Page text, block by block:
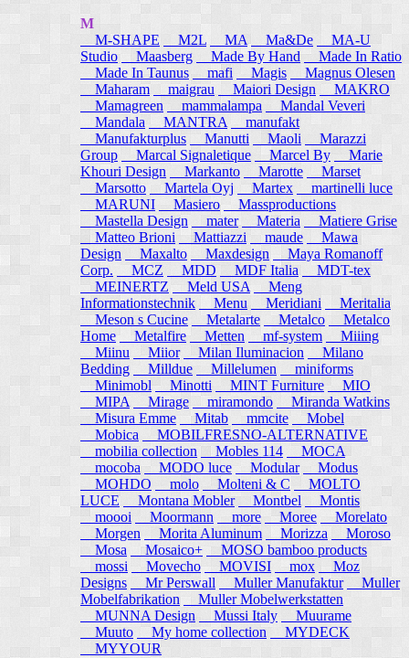
M
M-SHAPE
M2L MA Ma&De
MA-U
Studio
Maasberg Made By Hand
Made In Ratio
Made In Taunus
mafi Magis
Magnus Olesen
Maharam
maigrau Maiori Design
MAKRO
Mamagreen
mammalampa
Mandal Veveri
Mandala
MANTRA
manufakt
Manufakturplus
Manutti Maoli
Marazzi
Group
Marcal Signaletique Marcel By
Marie
Khouri Design
Markanto Marotte
Marset
Marsotto
Martela Oyj Martex
martinelli luce
MARUNI
Masiero
Massproductions
Mastella Design
mater Materia
Matiere Grise
Matteo Brioni
Mattiazzi maude
Mawa
Design
Maxalto Maxdesign
Maya Romanoff
Corp.
MCZ MDD MDF Italia
MDT-tex
MEINERTZ
Meld USA
Meng
Informationstechnik
Menu Meridiani
Meritalia
Meson s Cucine
Metalarte Metalco
Metalco
Home Metalfire Metten mf-system
Miiing
Miinu
Miior Milan Iluminacion
Milano
Bedding
Milldue Millelumen
miniforms
Minimobl Minotti MINT Furniture
MIO
MIPA
Mirage miramondo
Miranda Watkins
Misura Emme
Mitab mmcite
Mobel
Mobica
MOBILFRESNO-ALTERNATIVE
mobilia collection
Mobles 114
MOCA
mocoba
MODO luce Modular
Modus
MOHDO
molo Molteni & C
MOLTO
LUCE
Montana Mobler Montbel
Montis
moooi
Moormann more Moree
Morelato
Morgen
Morita Aluminum Morizza
Moroso
Mosa
Mosaico+
MOSO bamboo products
mossi
Movecho MOVISI mox
Moz
Designs
Mr Perswall Muller Manufaktur
Muller
Mobelfabrikation
Muller Mobelwerkstatten
MUNNA Design
Mussi Italy
Muurame
Muuto My home collection
MYDECK
MYYOUR